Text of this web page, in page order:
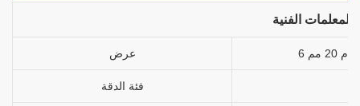
المعلمات الفنية
عرض
فئة الدقة